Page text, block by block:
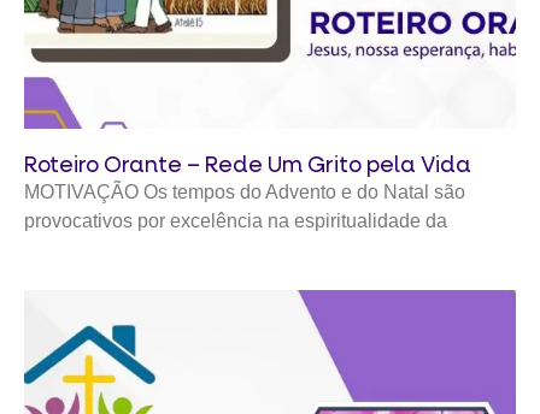
Roteiro Orante – Rede Um Grito pela Vida
MOTIVAÇÃO Os tempos do Advento e do Natal são
provocativos por excelência na espiritualidade da